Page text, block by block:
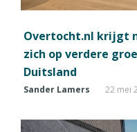
Overtocht.nl krijgt
zich op verdere
Duitsland
Sander Lamers 22 mei